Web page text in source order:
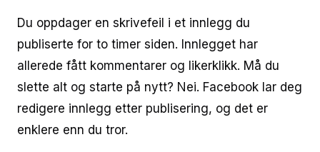
Du oppdager en skrivefeil i et innlegg du
publiserte for to timer siden. Innlegget har
allerede fått kommentarer og likerklikk. Må du
slette alt og starte på nytt? Nei. Facebook lar deg
redigere innlegg etter publisering, og det er
enklere enn du tror.